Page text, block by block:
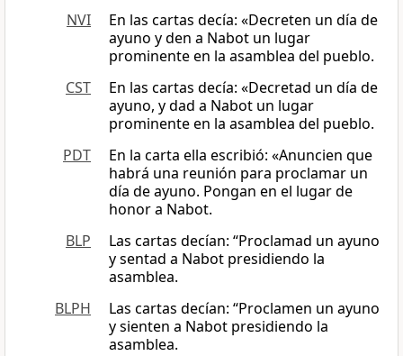
NVI
En las cartas decía: «Decreten un día de
ayuno y den a Nabot un lugar
prominente en la asamblea del pueblo.
CST
En las cartas decía: «Decretad un día de
ayuno, y dad a Nabot un lugar
prominente en la asamblea del pueblo.
PDT
En la carta ella escribió: «Anuncien que
habrá una reunión para proclamar un
día de ayuno. Pongan en el lugar de
honor a Nabot.
BLP
Las cartas decían: “Proclamad un ayuno
y sentad a Nabot presidiendo la
asamblea.
BLPH
Las cartas decían: “Proclamen un ayuno
y sienten a Nabot presidiendo la
asamblea.